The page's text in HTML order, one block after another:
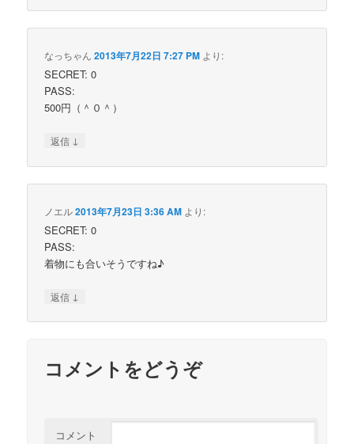
なっちゃん 2013年7月22日 7:27 PM より:
SECRET: 0
PASS:
500円（＾０＾）
返信 ↓
ノエル2013年7月23日 3:36 AM より:
SECRET: 0
PASS:
着物にも合いそうですね♪
返信 ↓
コメントをどうぞ
コメント